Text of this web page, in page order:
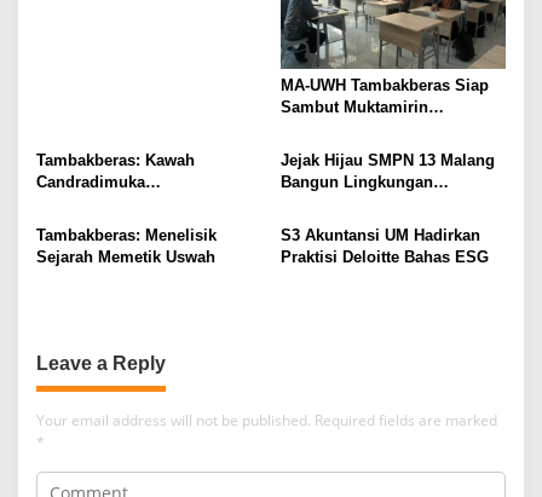
MA-UWH Tambakberas Siap
Sambut Muktamirin
Tambakberas: Kawah
Candradimuka
Ulama
Jejak Hijau SMPN 13 Malang
Bangun Lingkungan
Tambakberas: Menelisik
Sejarah Memetik Uswah
S3 Akuntansi UM Hadirkan
Praktisi Deloitte Bahas ESG
Leave a Reply
Your email address will not be published. Required fields are marked
*